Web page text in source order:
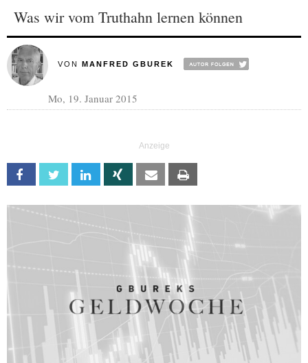
Was wir vom Truthahn lernen können
VON MANFRED GBUREK
Mo, 19. Januar 2015
Facebook Twitter Linkedin Xing Email